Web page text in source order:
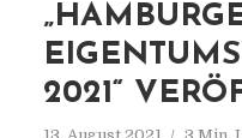
2021“